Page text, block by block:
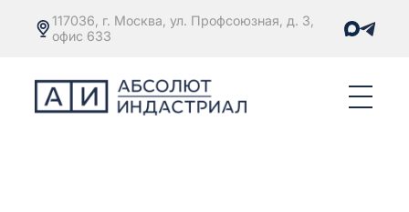
117036, г. Москва, ул. Профсоюзная, д. 3,
офис 633